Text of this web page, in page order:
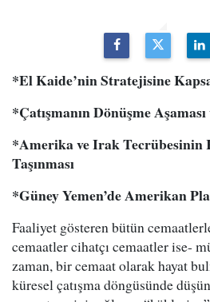
*El Kaide’nin Stratejisine
*Çatışmanın Dönüşme
*Amerika ve Irak Tecrübesinin
Taşınması
*Güney Yemen’de Amerikan
Faaliyet gösteren bütün
cemaatler cihatçı cemaatler ise-
zaman, bir cemaat olarak hayat
küresel çatışma döngüsünde